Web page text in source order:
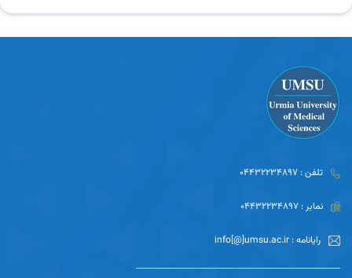
تلفن : 04432234897
نمابر : 04432234897
رایانامه : info[@]umsu.ac.ir